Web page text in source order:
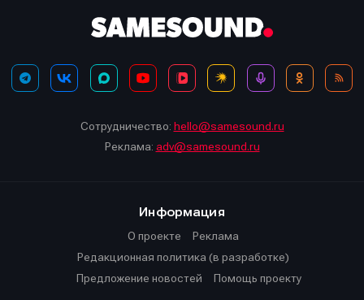
Сотрудничество: hello@samesound.ru
Реклама: adv@samesound.ru
Информация
О проекте
Реклама
Редакционная политика (в разработке)
Предложение новостей
Помощь проекту